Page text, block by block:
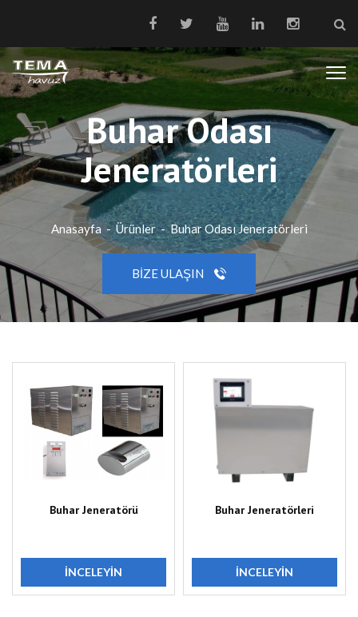
Buhar Odası
Jeneratörleri
Anasayfa - Ürünler - Buhar Odası Jeneratörleri
BIZE ULAŞIN
Buhar Jeneratörü
İNCELEYIN
Buhar Jeneratörleri
İNCELEYIN